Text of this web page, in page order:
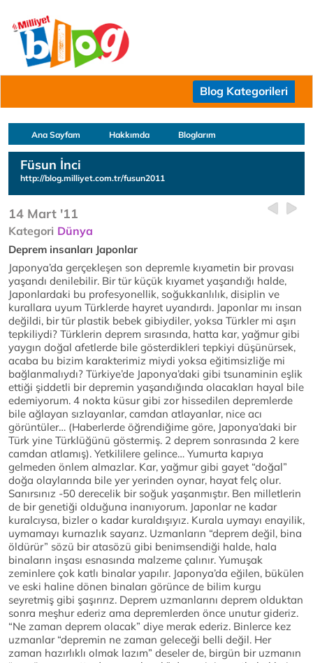
Blog Kategorileri
Ana Sayfam Hakkımda Bloglarım
Füsun İnci
http://blog.milliyet.com.tr/fusun2011
14 Mart '11
Kategori Dünya
Deprem insanları Japonlar
Japonya’da gerçekleşen son depremle kıyametin bir provası
yaşandı denilebilir. Bir tür küçük kıyamet yaşandığı halde,
Japonlardaki bu profesyonellik, soğukkanlılık, disiplin ve
kurallara uyum Türklerde hayret uyandırdı. Japonlar mı insan
değildi, bir tür plastik bebek gibiydiler, yoksa Türkler mi aşırı
tepkiliydi? Türklerin deprem sırasında, hatta kar, yağmur gibi
yaygın doğal afetlerde bile gösterdikleri tepkiyi düşünürsek,
acaba bu bizim karakterimiz miydi yoksa eğitimsizliğe mi
bağlanmalıydı? Türkiye’de Japonya’daki gibi tsunaminin eşlik
ettiği şiddetli bir depremin yaşandığında olacakları hayal bile
edemiyorum. 4 nokta küsur gibi zor hissedilen depremlerde
bile ağlayan sızlayanlar, camdan atlayanlar, nice acı
görüntüler… (Haberlerde öğrendiğime göre, Japonya’daki bir
Türk yine Türklüğünü göstermiş. 2 deprem sonrasında 2 kere
camdan atlamış). Yetkililere gelince… Yumurta kapıya
gelmeden önlem almazlar. Kar, yağmur gibi gayet “doğal”
doğa olaylarında bile yer yerinden oynar, hayat felç olur.
Sanırsınız -50 derecelik bir soğuk yaşanmıştır. Ben milletlerin
de bir genetiği olduğuna inanıyorum. Japonlar ne kadar
kuralcıysa, bizler o kadar kuraldışıyız. Kurala uymayı enayilik,
uymamayı kurnazlık sayarız. Uzmanların “deprem değil, bina
öldürür” sözü bir atasözü gibi benimsendiği halde, hala
binaların inşası esnasında malzeme çalınır. Yumuşak
zeminlere çok katlı binalar yapılır. Japonya’da eğilen, bükülen
ve eski haline dönen binaları görünce de bilim kurgu
seyretmiş gibi şaşırırız. Deprem uzmanlarını deprem olduktan
sonra meşhur ederiz ama depremlerden önce unutur gideriz.
“Ne zaman deprem olacak” diye merak ederiz. Binlerce kez
uzmanlar “depremin ne zaman geleceği belli değil. Her
zaman hazırlıklı olmak lazım” deseler de, birgün bir uzmanın